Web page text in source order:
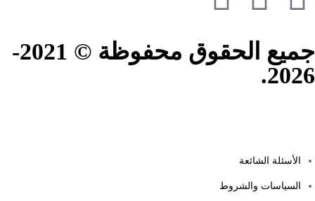
جميع الحقوق محفوظة © 2021-
2026.
الأسئلة الشائعة
السياسات والشروط